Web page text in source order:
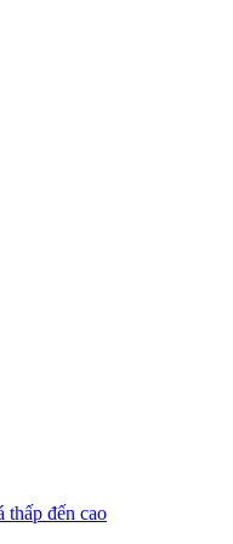
thấp đến cao